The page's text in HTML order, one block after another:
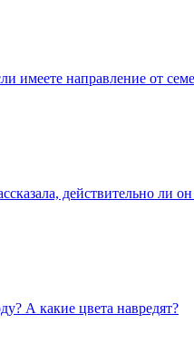
имеете направление от
действительно ли он
А какие цвета навредят?